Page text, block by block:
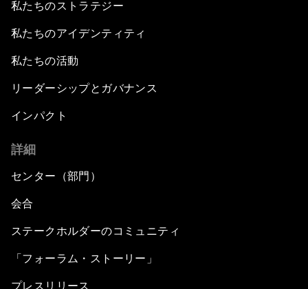
私たちのストラテジー
私たちのアイデンティティ
私たちの活動
リーダーシップとガバナンス
インパクト
詳細
センター（部門）
会合
ステークホルダーのコミュニティ
「フォーラム・ストーリー」
プレスリリース